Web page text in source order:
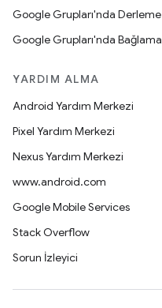
Google Grupları'nda Derleme
Google Grupları'nda Bağlama
YARDIM ALMA
Android Yardım Merkezi
Pixel Yardım Merkezi
Nexus Yardım Merkezi
www.android.com
Google Mobile Services
Stack Overflow
Sorun İzleyici